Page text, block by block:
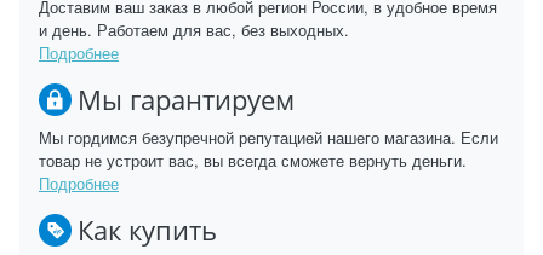
Доставим ваш заказ в любой регион России, в удобное время
и день. Работаем для вас, без выходных.
Подробнее
Мы гарантируем
Мы гордимся безупречной репутацией нашего магазина. Если
товар не устроит вас, вы всегда сможете вернуть деньги.
Подробнее
Как купить